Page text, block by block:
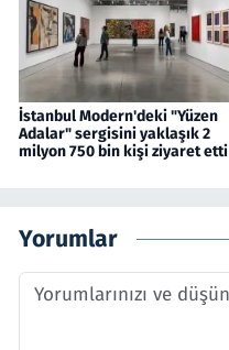
İstanbul Modern'deki "Yüzen
Adalar" sergisini yaklaşık 2
milyon 750 bin kişi ziyaret etti
Yorumlar